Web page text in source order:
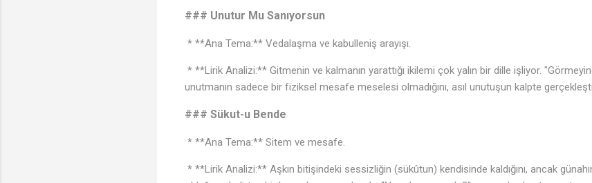
### Unutur Mu Sanıyorsun
* **Ana Tema:** Vedalaşma ve kabulleniş arayışı.
* **Lirik Analizi:** Gitmenin ve kalmanın yarattığı ikilemi çok yalın bir dille işliyor.
unutmanın sadece bir fiziksel mesafe meselesi olmadığını, asıl unutuşun kalpte
### Sükut-u Bende
* **Ana Tema:** Sitem ve mesafe.
* **Lirik Analizi:** Aşkın bitişindeki sessizliğin (sükûtun) kendisinde kaldığını, ancak